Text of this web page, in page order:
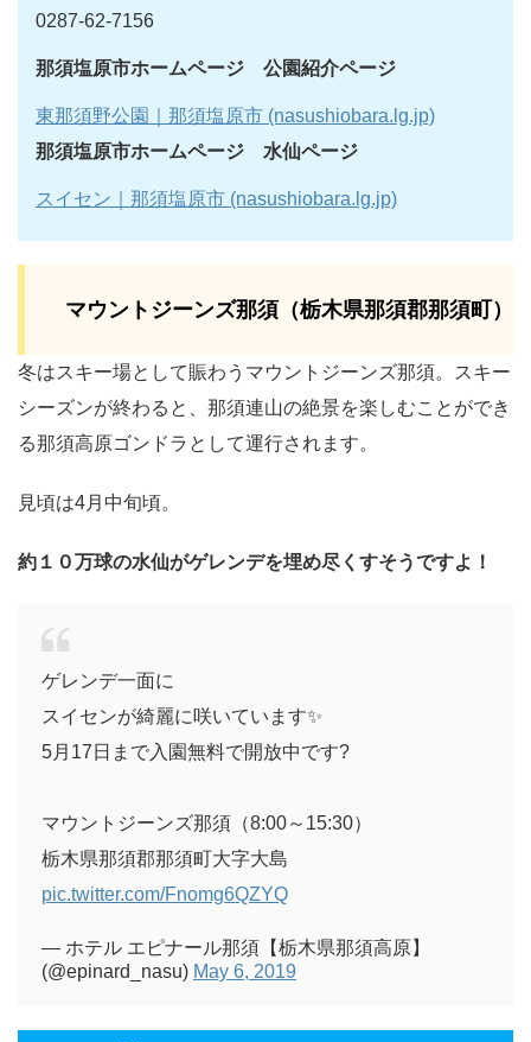
0287-62-7156
那須塩原市ホームページ 公園紹介ページ
東那須野公園｜那須塩原市 (nasushiobara.lg.jp)
那須塩原市ホームページ 水仙ページ
スイセン｜那須塩原市 (nasushiobara.lg.jp)
マウントジーンズ那須（栃木県那須郡那須町）
冬はスキー場として賑わうマウントジーンズ那須。スキー
シーズンが終わると、那須連山の絶景を楽しむことができ
る那須高原ゴンドラとして運行されます。
見頃は4月中旬頃。
約１０万球の水仙がゲレンデを埋め尽くすそうですよ！
ゲレンデ一面に
スイセンが綺麗に咲いています✨
5月17日まで入園無料で開放中です?
マウントジーンズ那須（8:00～15:30）
栃木県那須郡那須町大字大島
pic.twitter.com/Fnomg6QZYQ
— ホテル エピナール那須【栃木県那須高原】
(@epinard_nasu) May 6, 2019